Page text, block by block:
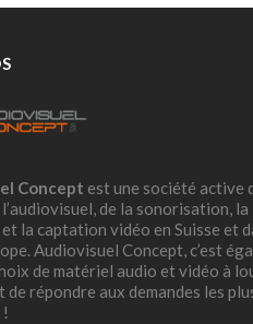
Concept est une société active
de la sonorisation, la
la captation vidéo en Suisse et
Audiovisuel Concept, c’est
de matériel audio et vidéo à
répondre aux demandes les
!